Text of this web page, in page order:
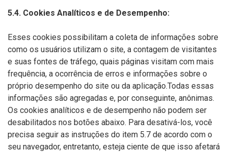
5.4. Cookies Analíticos e de Desempenho:
Esses cookies possibilitam a coleta de informações sobre
como os usuários utilizam o site, a contagem de visitantes
e suas fontes de tráfego, quais páginas visitam com mais
frequência, a ocorrência de erros e informações sobre o
próprio desempenho do site ou da aplicação.Todas essas
informações são agregadas e, por conseguinte, anônimas.
Os cookies analíticos e de desempenho não podem ser
desabilitados nos botões abaixo. Para desativá-los, você
precisa seguir as instruções do item 5.7 de acordo com o
seu navegador, entretanto, esteja ciente de que isso afetará